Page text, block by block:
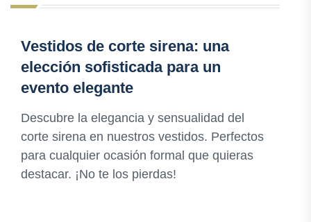
Vestidos de corte sirena: una
elección sofisticada para un
evento elegante
Descubre la elegancia y sensualidad del
corte sirena en nuestros vestidos. Perfectos
para cualquier ocasión formal que quieras
destacar. ¡No te los pierdas!